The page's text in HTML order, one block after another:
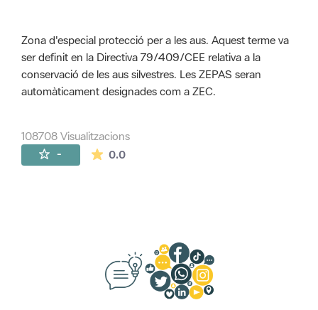
Zona d'especial protecció per a les aus. Aquest terme va
ser definit en la Directiva 79/409/CEE relativa a la
conservació de les aus silvestres. Les ZEPAS seran
automàticament designades com a ZEC.
108708 Visualitzacions
- 0.0La mitjana de les valoracions és de 0